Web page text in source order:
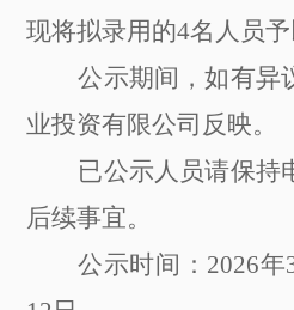
现将拟录用的4名人员予
公示期间，如有异
业投资有限公司反映。
已公示人员请保持
后续事宜。
公示时间： 2026年